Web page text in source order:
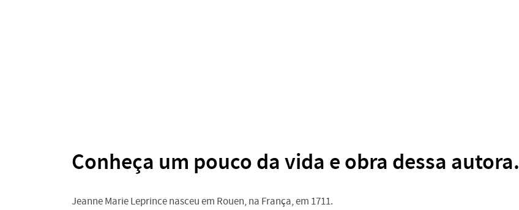
Conheça um pouco da vida e obra dessa autora.
Jeanne Marie Leprince nasceu em Rouen, na França, em 1711.